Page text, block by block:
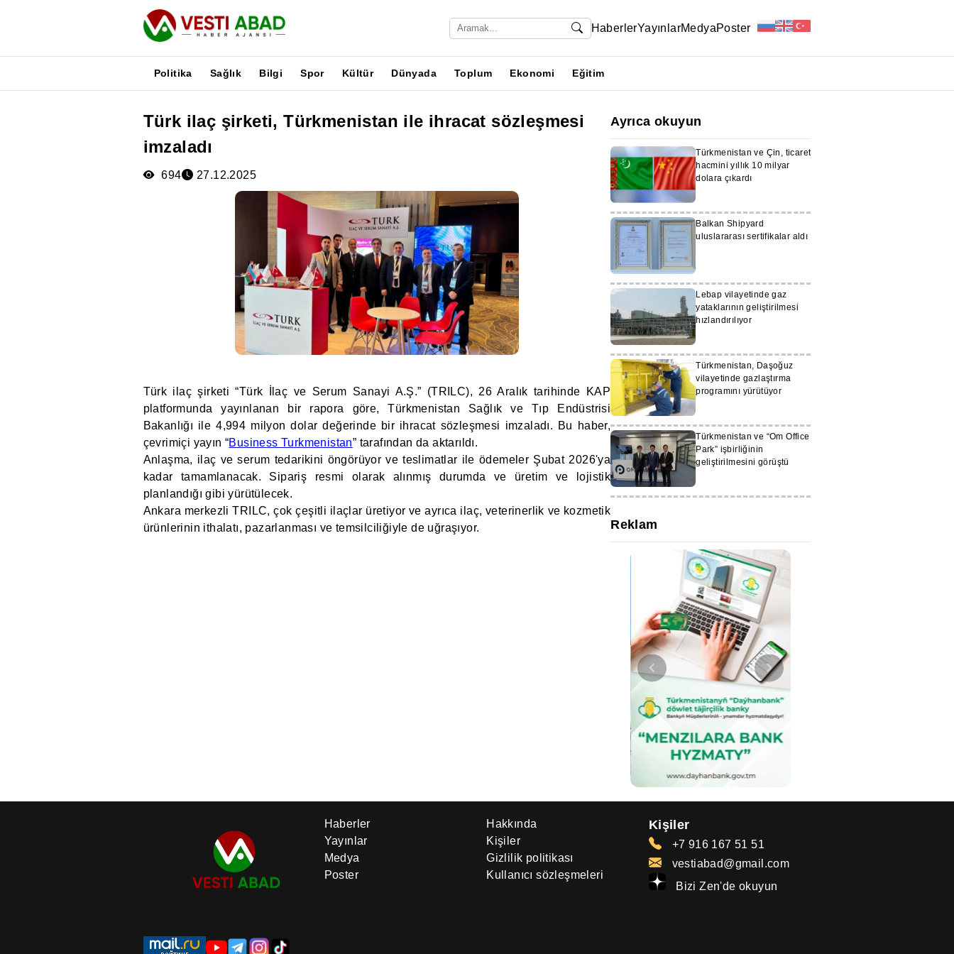
HaberlerYayınlarMedyaPoster
Politika Sağlık Bilgi Spor Kültür Dünyada Toplum Ekonomi Eğitim
Türk ilaç şirketi, Türkmenistan ile ihracat sözleşmesi
imzaladı
694 27.12.2025
Türk ilaç şirketi “Türk İlaç ve Serum Sanayi A.Ş.” (TRILC), 26 Aralık tarihinde KAP
platformunda yayınlanan bir rapora göre, Türkmenistan Sağlık ve Tıp Endüstrisi
Bakanlığı ile 4,994 milyon dolar değerinde bir ihracat sözleşmesi imzaladı. Bu haber,
çevrimiçi yayın “Business Turkmenistan” tarafından da aktarıldı.
Anlaşma, ilaç ve serum tedarikini öngörüyor ve teslimatlar ile ödemeler Şubat 2026'ya
kadar tamamlanacak. Sipariş resmi olarak alınmış durumda ve üretim ve lojistik
planlandığı gibi yürütülecek.
Ankara merkezli TRILC, çok çeşitli ilaçlar üretiyor ve ayrıca ilaç, veterinerlik ve kozmetik
ürünlerinin ithalatı, pazarlanması ve temsilciliğiyle de uğraşıyor.
Ayrıca okuyun
Türkmenistan ve Çin, ticaret
hacmini yıllık 10 milyar
dolara çıkardı
Balkan Shipyard
uluslararası sertifikalar aldı
Lebap vilayetinde gaz
yataklarının geliştirilmesi
hızlandırılıyor
Türkmenistan, Daşoğuz
vilayetinde gazlaştırma
programını yürütüyor
Türkmenistan ve “Om Office
Park” işbirliğinin
geliştirilmesini görüştü
Reklam
Haberler
Yayınlar
Medya
Poster
Hakkında
Kişiler
Gizlilik politikası
Kullanıcı sözleşmeleri
Kişiler
+7 916 167 51 51
vestiabad@gmail.com
Bizi Zen'de okuyun